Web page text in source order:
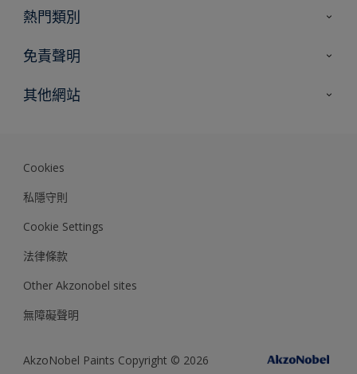
聯絡我們
熱門類別
尋找顏色
專家見解
免責聲明
色彩準確度
其他網站
Cookies
私隱守則
Cookie Settings
法律條款
Other Akzonobel sites
無障礙聲明
AkzoNobel Paints Copyright © 2026